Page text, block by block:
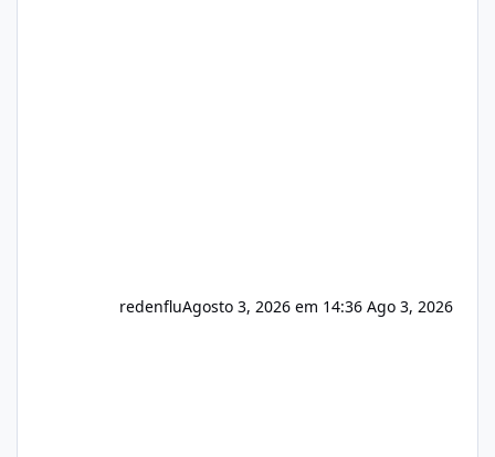
redenfluAgosto 3, 2026 em 14:36 Ago 3, 2026